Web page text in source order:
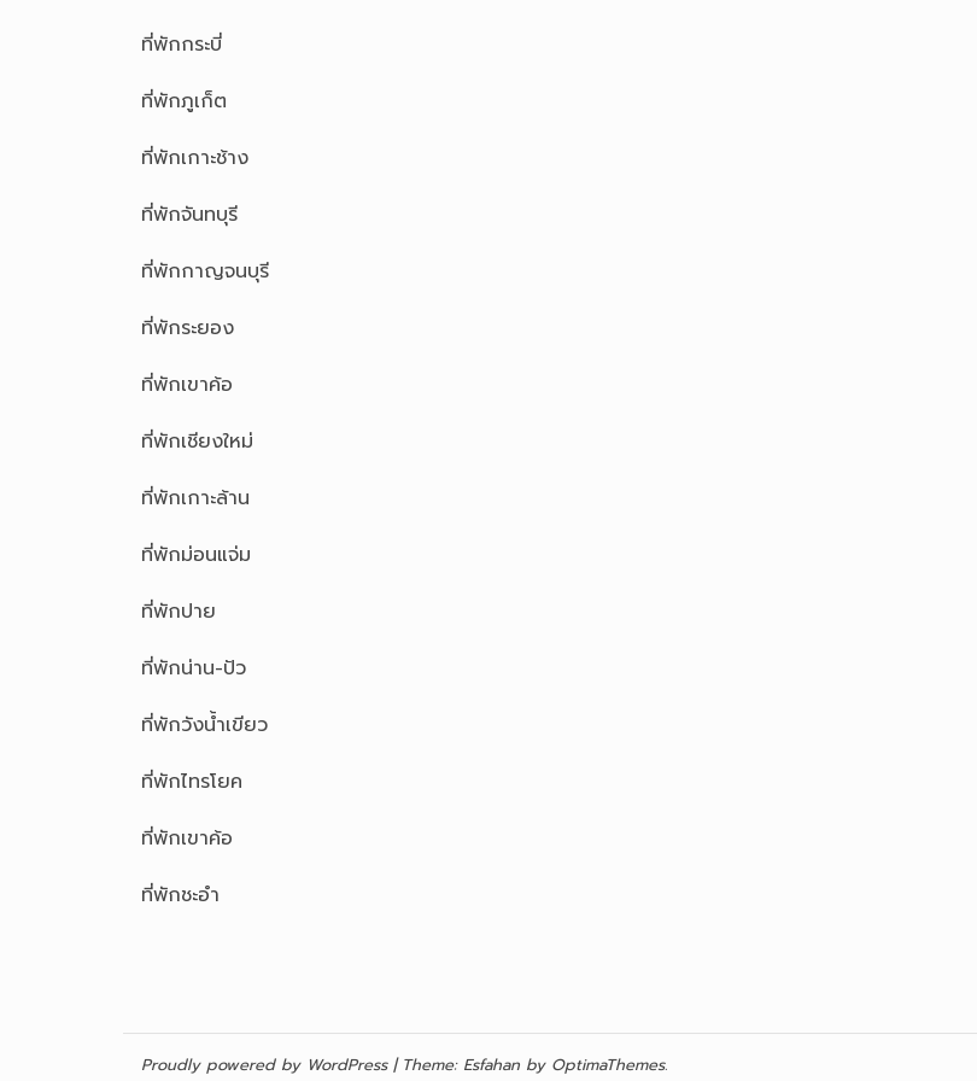
ที่พักกระบี่
ที่พักภูเก็ต
ที่พักเกาะช้าง
ที่พักจันทบุรี
ที่พักกาญจนบุรี
ที่พักระยอง
ที่พักเขาค้อ
ที่พักเชียงใหม่
ที่พักเกาะล้าน
ที่พักม่อนแจ่ม
ที่พักปาย
ที่พักน่าน-ปัว
ที่พักวังน้ำเขียว
ที่พักไทรโยค
ที่พักเขาค้อ
ที่พักชะอำ
Proudly powered by WordPress | Theme: Esfahan by OptimaThemes.